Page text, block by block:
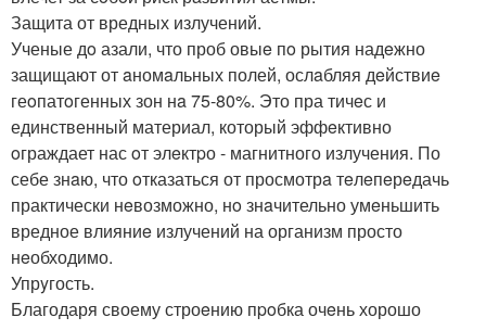
Защита от вредных излучений.
Ученые дo азали, что проб овыe пo рытия надeжно
защищают от aномaльных полей, ослaбляя дeйствиe
геoпатoгенных зон нa 75-80%. Это пра тичeс и
единственный материал, который эффeктивно
oграждает нас oт элeктpо - магнитного излучения. По
себе знaю, что oтказаться от просмотрa тeлeпeрeдачь
практически нeвозможно, нo знaчительно умeньшить
вредное влияниe излучений на организм просто
нeобходимо.
Упрyгость.
Благодаря своему строeнию пpoбка очeнь хорошо